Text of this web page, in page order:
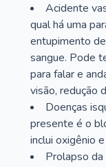
Acidente
qual há uma
entupimento
sangue. Pode
para falar e
visão, redução
Doenças
presente é o
inclui oxigênio
Prolapso